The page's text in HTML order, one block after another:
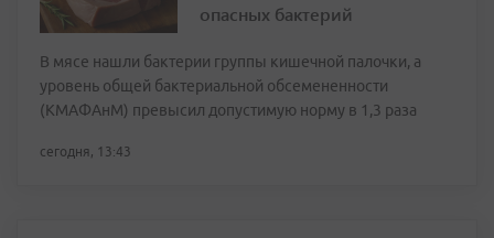
опасных бактерий
В мясе нашли бактерии группы кишечной палочки, а
уровень общей бактериальной обсемененности
(КМАФАнМ) превысил допустимую норму в 1,3 раза
сегодня, 13:43